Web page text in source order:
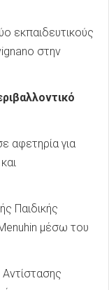
εκπαιδευτικούς
στην
αφετηρία για
Παιδικής
μέσω του